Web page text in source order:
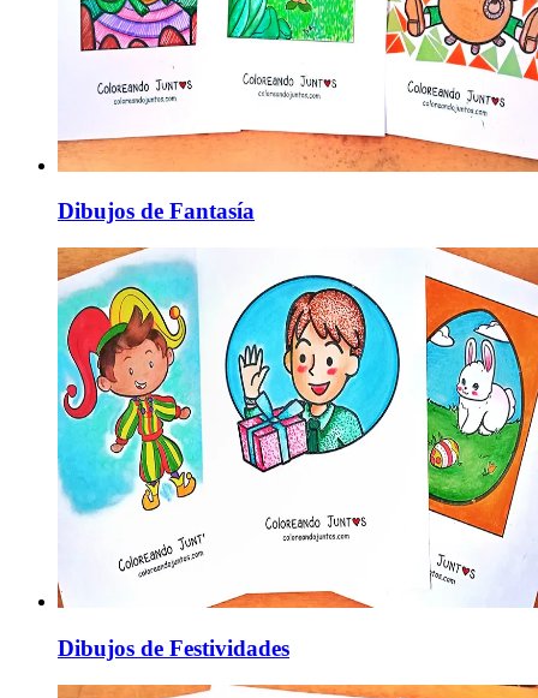
Dibujos de Fantasía
Dibujos de Festividades